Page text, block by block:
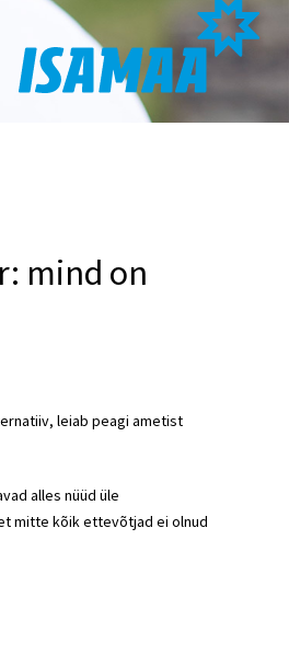
mind on
leiab peagi ametist
alles nüüd üle
mitte kõik ettevõtjad ei olnud